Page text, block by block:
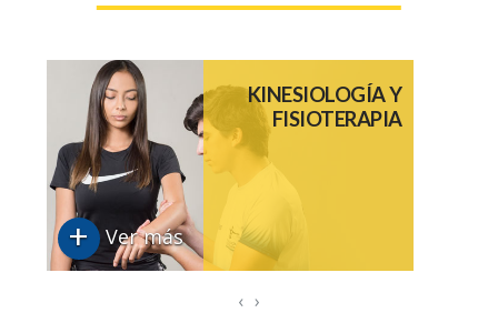
KINESIOLOGÍA Y
FISIOTERAPIA
+ Ver más
‹ ›